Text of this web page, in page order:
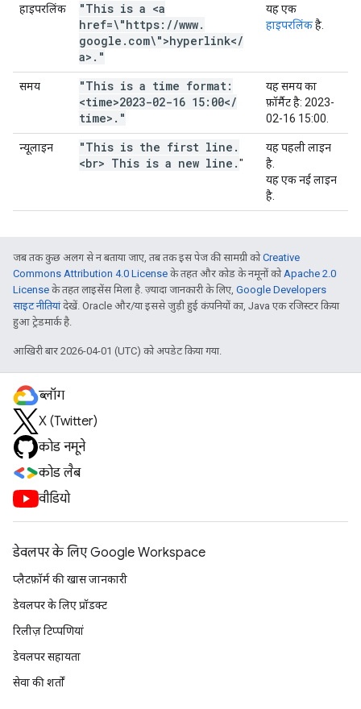
हाइपरलिंक
"This is a <a
href=\"https: //www.
google . com\">hyperlink</
a> . "
यह एक
हाइपरलिंकहै.
समय
"This is a time format:
<time>2023-02-16 15:00</
time> . "
यह समय का
फ़ॉर्मैट है: 2023-
02-16 15:00
न्यूलाइन "This is the first line .
<br> This is a new line ."
यह पहली लाइन
है.
यह एक नई लाइन
है.
जब तक कुछ अलग से न बताया जाए, तब तक इस पेज की सामग्री कोCreative
Commons Attribution 4.0 License के तहत और कोड के नमूनों कोApache 2.0
License के तहत लाइसेंस मिला है. ज़्यादा जानकारी के लिए, Google Developers
साइट नीतियांदेखें. Oracle और/या इससे जुड़ी हुई कंपनियों का, Java एक रजिस्टर किया
हुआ ट्रेडमार्क है.
आखिरी बार 2026-04-01 (UTC) को अपडेट किया गया.
ब्लॉग
X (Twitter)
कोड नमूने
कोड लैब
वीडियो
डेवलपर के लिए Google Workspace
प्लैटफ़ॉर्म की खास जानकारी
डेवलपर के लिए प्रॉडक्ट
रिलीज़ टिप्पणियां
डेवलपर सहायता
सेवा की शर्तों